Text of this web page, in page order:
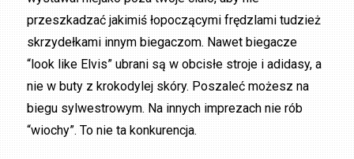
przeszkadzać jakimiś łopoczącymi frędzlami tudzież
skrzydełkami innym biegaczom. Nawet biegacze
“look like Elvis” ubrani są w obcisłe stroje i adidasy, a
nie w buty z krokodylej skóry. Poszaleć możesz na
biegu sylwestrowym. Na innych imprezach nie rób
“wiochy”. To nie ta konkurencja.